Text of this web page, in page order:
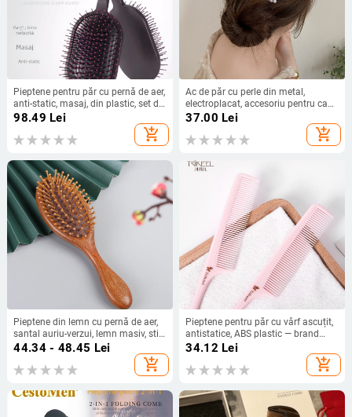
Pieptene pentru păr cu pernă de aer,
anti-static, masaj, din plastic, set de
două piese
98.49 Lei
add_shopping_cart
Ac de păr cu perle din metal,
electroplacat, accesoriu pentru cap
pentru femei
37.00 Lei
add_shopping_cart
Pieptene din lemn cu pernă de aer,
santal auriu-verzui, lemn masiv, stil
vintage, origine Hebei
44.34 - 48.45 Lei
add_shopping_cart
Pieptene pentru păr cu vârf ascuțit,
antistatice, ABS plastic — brand
Trikeel / Sichuan Qier, origine
34.12 Lei
add_shopping_cart